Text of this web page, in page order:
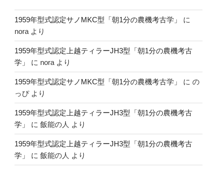
1959年型式認定サノMKC型「朝1分の農機考古学」
に
nora より
1959年型式認定上越ティラーJH3型「朝1分の農機考古
学」
に nora より
1959年型式認定サノMKC型「朝1分の農機考古学」 に の
っぴより
1959年型式認定上越ティラーJH3型「朝1分の農機考古
学」
に 飯能の人 より
1959年型式認定上越ティラーJH3型「朝1分の農機考古
学」
に 飯能の人 より